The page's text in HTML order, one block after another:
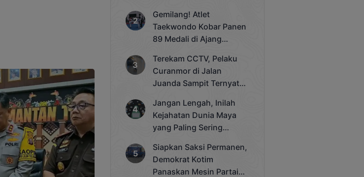
Gemilang! Atlet
Taekwondo Kobar Panen
89 Medali di Ajang
Cup 2025
Terekam CCTV, Pelaku
Curanmor di Jalan
Juanda Sampit Ternyata
Jangan Lengah, Inilah
Kejahatan Dunia Maya
yang Paling Sering
Siapkan Saksi Permanen,
Demokrat Kotim
Panaskan Mesin Partai